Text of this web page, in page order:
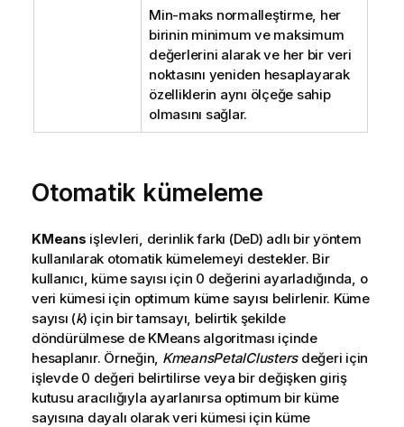
Min-maks normalleştirme, her
birinin minimum ve maksimum
değerlerini alarak ve her bir veri
noktasını yeniden hesaplayarak
özelliklerin aynı ölçeğe sahip
olmasını sağlar.
Otomatik kümeleme
KMeans işlevleri, derinlik farkı (DeD) adlı bir yöntem
kullanılarak otomatik kümelemeyi destekler. Bir
kullanıcı, küme sayısı için 0 değerini ayarladığında, o
veri kümesi için optimum küme sayısı belirlenir. Küme
sayısı (k) için bir tamsayı, belirtik şekilde
döndürülmese de KMeans algoritması içinde
hesaplanır. Örneğin, KmeansPetalClustersdeğeri için
işlevde 0 değeri belirtilirse veya bir değişken giriş
kutusu aracılığıyla ayarlanırsa optimum bir küme
sayısına dayalı olarak veri kümesi için küme